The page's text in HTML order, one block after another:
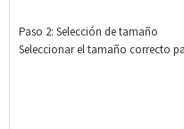
Paso 2: Selección de tamaño
Seleccionar el tamaño correcto